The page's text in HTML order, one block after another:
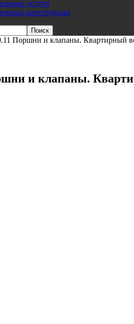
услуги
конструкции
Поршни и клапаны. Квартирный
и клапаны.